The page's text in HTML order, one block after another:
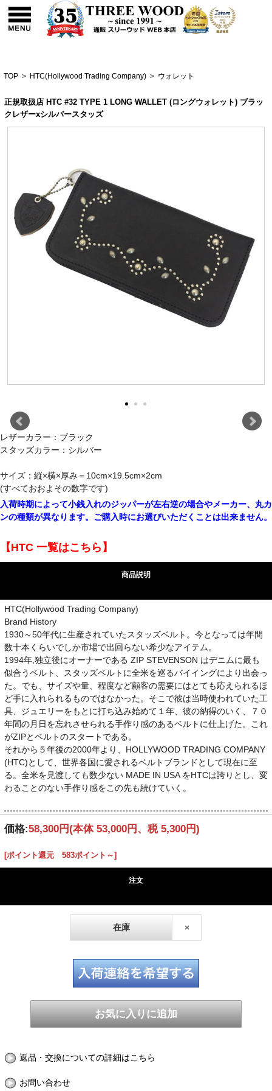
TOP > HTC(Hollywood Trading Company) > ウォレット
正規取扱店 HTC #32 TYPE 1 LONG WALLET (ロングウォレット) ブラッ
クレザーxシルバースタッズ
レザーカラー：ブラック
スタッズカラー：シルバー
サイズ：縦×横×厚み＝10cm×19.5cm×2cm
(すべておおよその数字です)
入荷時期によって小銭入れのジッパーが左右逆の場合やメーカー、丸カ
ンの種類が異なります。ご購入時にお選びいただくことは出来ません。
【HTC 一覧はこちら】
商品説明
HTC(Hollywood Trading Company)
Brand History
1930～50年代に生産されていたスタッズベルト。今となっては年間
数十本くらいでしか市場で出回らない希少なアイテム。
1994年,独立後にオーナーである ZIP STEVENSON はデニムに最も
似合うベルト、スタッズベルトに全米を巡るバイイングにより出会っ
た。でも、サイズや量、程度など顧客の需要にはとても応えられるほ
ど手に入れられるものではなかった。そこで彼は当時使われていた工
具、ジュエリーをもとに打ち込み始めて１年、彼の納得のいく、７０
年間の月日を忘れさせられる手作り感のあるベルトに仕上げた。これ
がZIPとベルトのスタートである。
それから５年後の2000年より、HOLLYWOOD TRADING COMPANY
(HTC)として、世界各国に愛されるベルトブランドとして現在に至
る。全米を見渡しても数少ない MADE IN USA をHTCは誇りとし、変
わることのない手作り感をこの先も続けていく。
価格:58,300円(本体 53,000円、税 5,300円)
[ポイント還元 583ポイント～]
注文
在庫 ×
返品・交換についての詳細はこちら
お問い合わせ